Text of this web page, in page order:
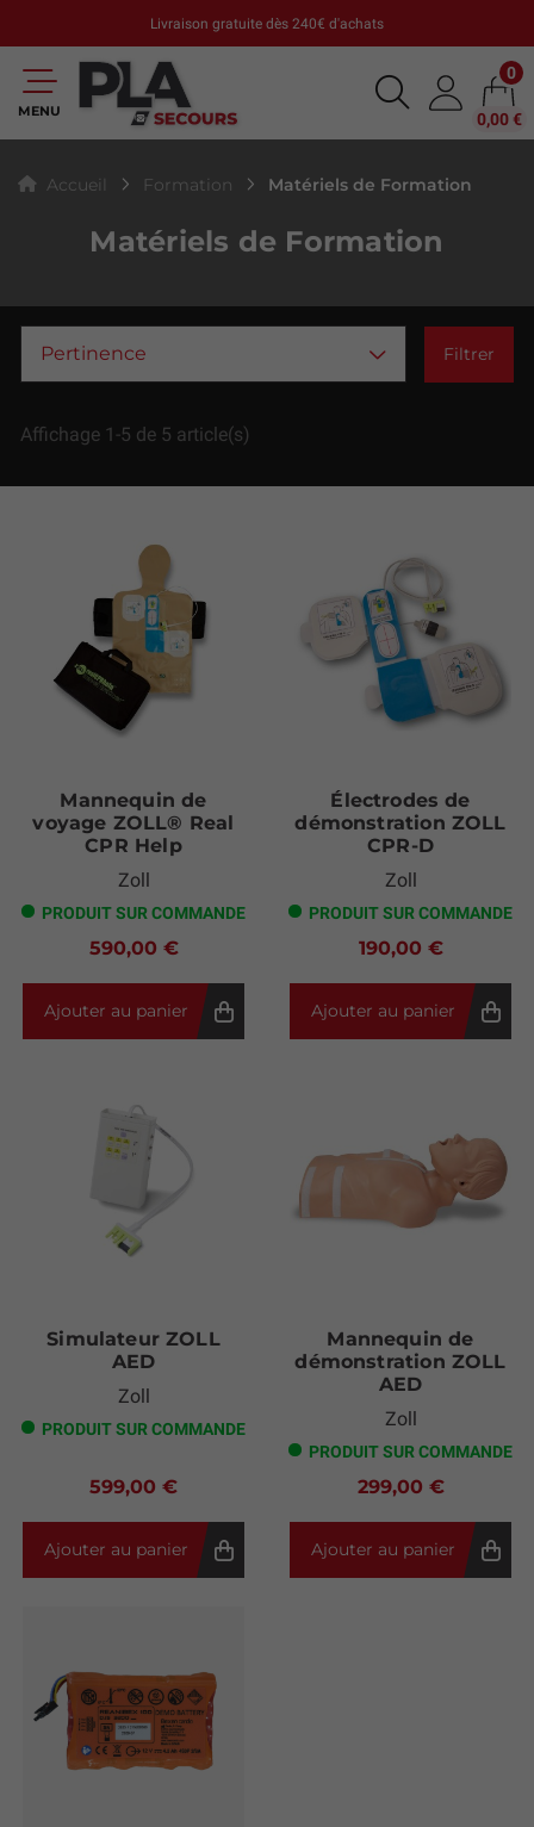
Livraison gratuite dès 240€ d'achats
MENU
0
0,00 €
Accueil Formation Matériels de Formation
Matériels de Formation
Pertinence Filtrer
Affichage 1-5 de 5 article(s)
Mannequin de
voyage ZOLL® Real
CPR Help
Zoll
PRODUIT SUR COMMANDE
590,00 €
Ajouter au panier
Électrodes de
démonstration ZOLL
CPR-D
Zoll
PRODUIT SUR COMMANDE
190,00 €
Ajouter au panier
Simulateur ZOLL
AED
Zoll
PRODUIT SUR COMMANDE
599,00 €
Ajouter au panier
Mannequin de
démonstration ZOLL
AED
Zoll
PRODUIT SUR COMMANDE
299,00 €
Ajouter au panier